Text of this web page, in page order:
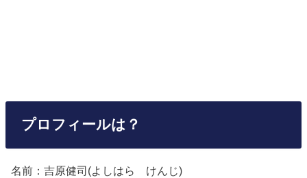
プロフィールは？
名前：吉原健司(よしはら けんじ)